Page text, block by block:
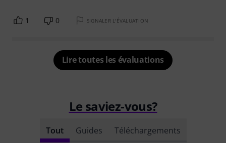
1 0 SIGNALER L'ÉVALUATION
Lire toutes les évaluations
Le saviez-vous?
Tout Guides Téléchargements